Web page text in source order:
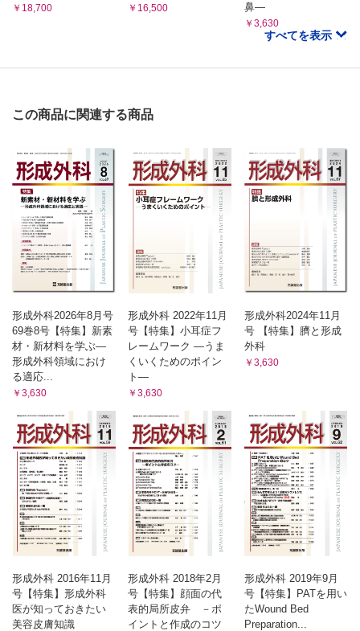
￥18,700 ￥16,500 鼻―
￥3,630
すべてを表示
この商品に関連する商品
形成外科2026年8月号
69巻8号【特集】新素
材・新材料を学ぶ—
形成外科領域におけ
る適応...
￥3,630
形成外科 2022年11月
号【特集】小耳症フ
レームワーク ―うま
くいくためのポイン
ト―
￥3,630
形成外科2024年11月
号 【特集】臍と形成
外科
￥3,630
形成外科 2016年11月
号【特集】形成外科
医が知っておきたい
美容皮膚知識
形成外科 2018年2月
号【特集】顔面の代
表的局所皮弁 －ポ
イントと作成のコツ
形成外科 2019年9月
号【特集】PATを用い
たWound Bed
Preparation...